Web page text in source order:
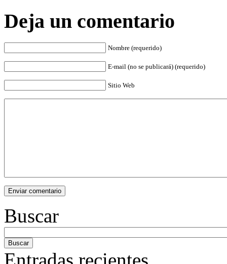
Deja un comentario
Nombre (requerido)
E-mail (no se publicará) (requerido)
Sitio Web
Buscar